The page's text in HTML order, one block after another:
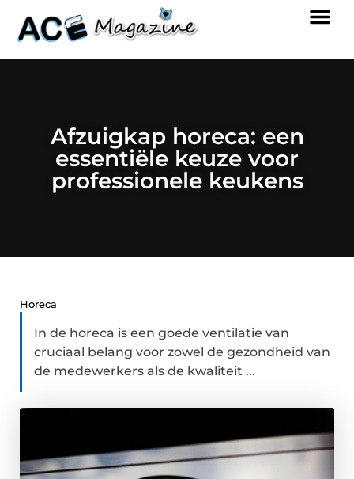
Afzuigkap horeca: een
essentiële keuze voor
professionele keukens
Horeca
In de horeca is een goede ventilatie van
cruciaal belang voor zowel de gezondheid van
de medewerkers als de kwaliteit ...